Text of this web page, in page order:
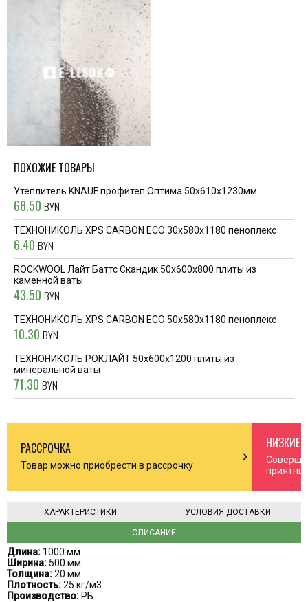
ПОХОЖИЕ ТОВАРЫ
Утеплитель KNAUF профитеп Оптима 50х610х1230мм
68.50 BYN
ТЕХНОНИКОЛЬ XPS CARBON ECO 30x580x1180 пеноплекс
6.40 BYN
ROCKWOOL Лайт Баттс Скандик 50x600x800 плиты из
каменной ваты
43.50 BYN
ТЕХНОНИКОЛЬ XPS CARBON ECO 50x580x1180 пеноплекс
10.30 BYN
ТЕХНОНИКОЛЬ РОКЛАЙТ 50x600x1200 плиты из
минеральной ваты
71.30 BYN
РАССРОЧКА
Товар можно приобрести в рассрочку chevron_right
НИЗКИЕ
ОПИСАНИЕ
ХАРАКТЕРИСТИКИ УСЛОВИЯ ДОСТАВКИ
Длина: 1000 мм
Ширина: 500 мм
Толщина:20 мм
Плотность:25 кг/м3
Производство: РБ